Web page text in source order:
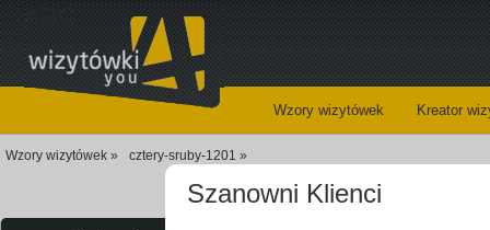
Wzory wizytówek Kreator
Wzory wizytówek » cztery-sruby-1201 »
ABC
Szanowni Klienci